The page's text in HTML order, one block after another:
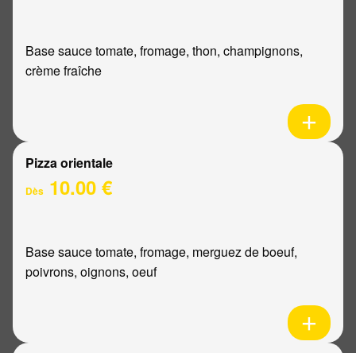
Base sauce tomate, fromage, thon, champignons,
crème fraîche
Pizza orientale
Dès 10.00 €
Base sauce tomate, fromage, merguez de boeuf,
poivrons, oignons, oeuf